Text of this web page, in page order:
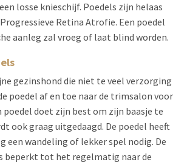
losse knieschijf. Poedels zijn helaas
Retina Atrofie. Een poedel
aanleg zal vroeg of laat blind worden.
gezinshond die niet te veel verzorging
poedel af en toe naar de trimsalon voor
poedel doet zijn best om zijn baasje te
ook graag uitgedaagd. De poedel heeft
een wandeling of lekker spel nodig. De
beperkt tot het regelmatig naar de